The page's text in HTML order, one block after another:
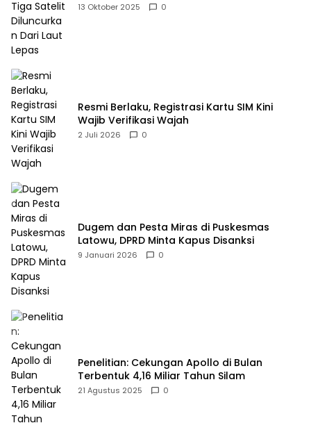
13 Oktober 2025 0
Resmi Berlaku, Registrasi Kartu SIM Kini
Wajib Verifikasi Wajah
2 Juli 2026 0
Dugem dan Pesta Miras di Puskesmas
Latowu, DPRD Minta Kapus Disanksi
9 Januari 2026 0
Penelitian: Cekungan Apollo di Bulan
Terbentuk 4,16 Miliar Tahun Silam
21 Agustus 2025 0